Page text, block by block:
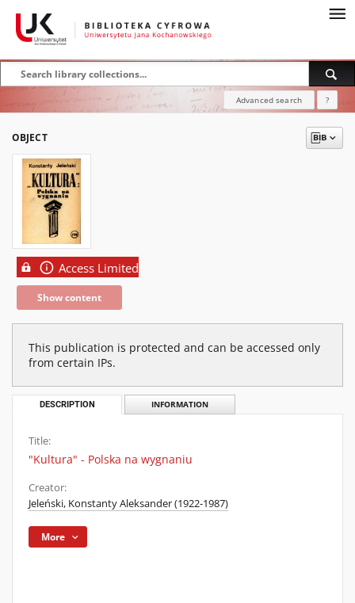
Advanced search ?
OBJECT
Access Limited
Show content
This publication is protected and can be accessed only
from certain IPs.
DESCRIPTION INFORMATION
Title:
"Kultura" - Polska na wygnaniu
Creator:
Jeleński, Konstanty Aleksander (1922-1987)
More